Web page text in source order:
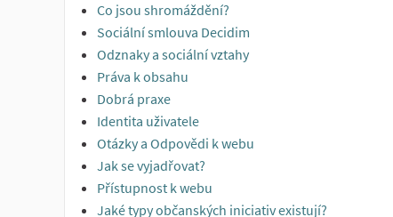
Co jsou shromáždění?
Sociální smlouva Decidim
Odznaky a sociální vztahy
Práva k obsahu
Dobrá praxe
Identita uživatele
Otázky a Odpovědi k webu
Jak se vyjadřovat?
Přístupnost k webu
Jaké typy občanských iniciativ existují?